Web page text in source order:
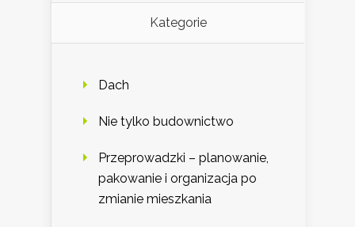
Kategorie
Dach
Nie tylko budownictwo
Przeprowadzki – planowanie,
pakowanie i organizacja po
zmianie mieszkania